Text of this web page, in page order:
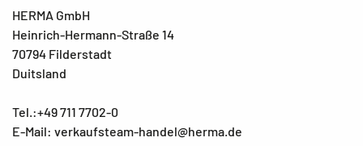
HERMA GmbH
Heinrich-Hermann-Straße 14
70794 Filderstadt
Duitsland
Tel.:+49 711 7702-0
E-Mail: verkaufsteam-handel@herma.de